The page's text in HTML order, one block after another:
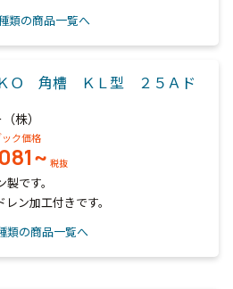
類の商品一覧へ
Ｏ 角槽 ＫＬ型 ２５Ａド
株）
ク価格
税抜
です。
ン加工付きです。
類の商品一覧へ